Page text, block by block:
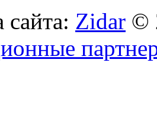
сайта: Zidar ©